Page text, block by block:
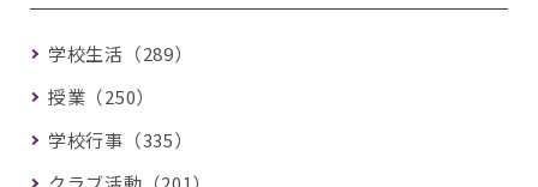
学校生活（289）
授業（250）
学校行事（335）